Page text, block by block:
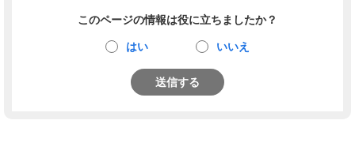
このページの情報は役に立ちましたか？
はい いいえ
送信する